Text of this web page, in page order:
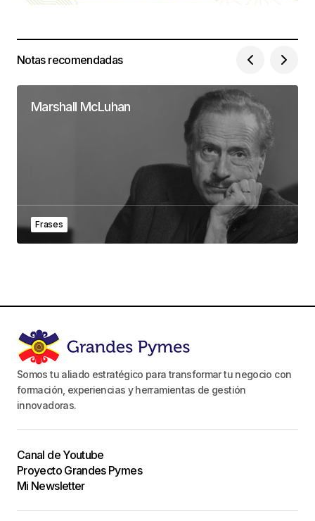
Notas recomendadas
Marshall McLuhan
Frases
Somos tu aliado estratégico para transformar tu negocio con
formación, experiencias y herramientas de gestión
innovadoras.
Canal de Youtube
Proyecto Grandes Pymes
Mi Newsletter